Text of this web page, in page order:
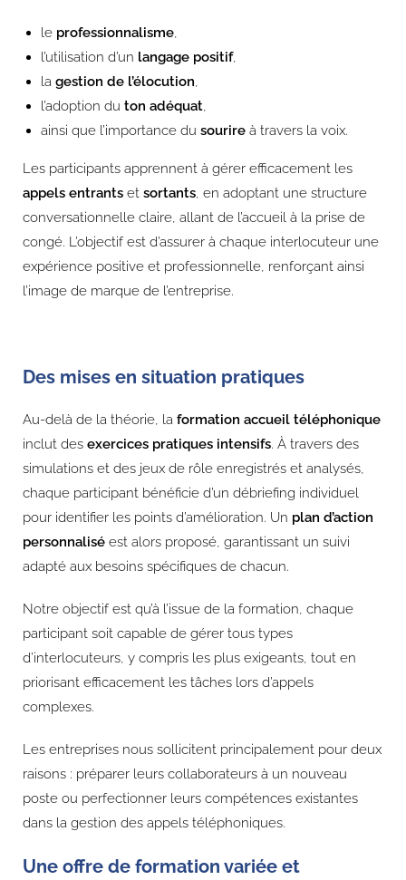
le professionnalisme,
l’utilisation d’un langage positif,
la gestion de l’élocution,
l’adoption du ton adéquat,
ainsi que l’importance du sourire à travers la voix.
Les participants apprennent à gérer efficacement les
appels entrants et sortants, en adoptant une structure
conversationnelle claire, allant de l’accueil à la prise de
congé. L’objectif est d’assurer à chaque interlocuteur une
expérience positive et professionnelle, renforçant ainsi
l’image de marque de l’entreprise.
Des mises en situation pratiques
Au-delà de la théorie, la formation accueil téléphonique
inclut des exercices pratiques intensifs. À travers des
simulations et des jeux de rôle enregistrés et analysés,
chaque participant bénéficie d’un débriefing individuel
pour identifier les points d’amélioration. Un plan d’action
personnalisé est alors proposé, garantissant un suivi
adapté aux besoins spécifiques de chacun.
Notre objectif est qu’à l’issue de la formation, chaque
participant soit capable de gérer tous types
d’interlocuteurs, y compris les plus exigeants, tout en
priorisant efficacement les tâches lors d’appels
complexes.
Les entreprises nous sollicitent principalement pour deux
raisons : préparer leurs collaborateurs à un nouveau
poste ou perfectionner leurs compétences existantes
dans la gestion des appels téléphoniques.
Une offre de formation variée et